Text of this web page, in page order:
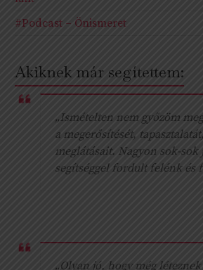
#Podcast – Önismeret
Akiknek már segítettem:
„Ismételten nem győzöm
a megerősítését, tapasztalatát,
meglátásait. Nagyon sok-
segítséggel fordult felénk és
„Olyan jó, hogy még